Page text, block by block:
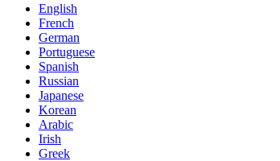
English
French
German
Portuguese
Spanish
Russian
Japanese
Korean
Arabic
Irish
Greek